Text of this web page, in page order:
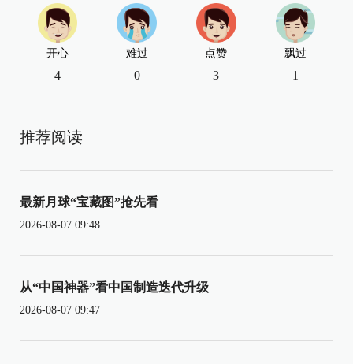
开心
4
难过
0
点赞
3
飘过
1
推荐阅读
最新月球“宝藏图”抢先看
2026-08-07 09:48
从“中国神器”看中国制造迭代升级
2026-08-07 09:47